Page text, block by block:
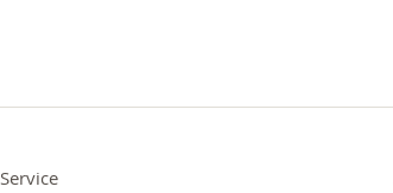
Service